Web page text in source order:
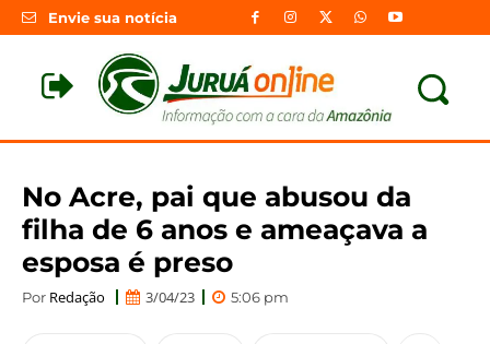
Envie sua notícia
No Acre, pai que abusou da
filha de 6 anos e ameaçava a
esposa é preso
Por Redação 3/04/23 5:06 pm